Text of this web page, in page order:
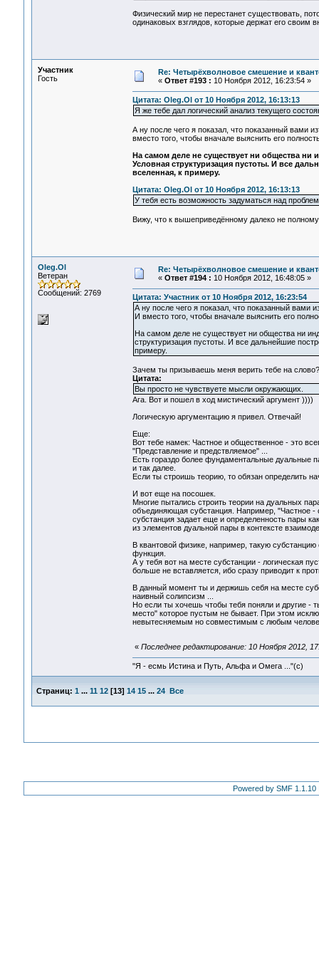
Физический мир не перестанет существовать,
одинаковых взглядов, которые держат его своим
Участник
Гость
Re: Четырёхволновое смешение и
« Ответ #193 : 10 Ноября 2012, 16:23:54 »
Цитата: Oleg.Ol от 10 Ноября 2012, 16:13:13
Я же тебе дал логический анализ текущего
А ну после чего я показал, что показанный вами
вместо того, чтобы вначале выяснить его
На самом деле не существует ни общества ни
Условная структуризация пустоты. И все
вселенная, к примеру.
Цитата: Oleg.Ol от 10 Ноября 2012, 16:13:13
У тебя есть возможность задуматься над
Вижу, что к вышеприведённому далеко не
Oleg.Ol
Ветеран
Сообщений: 2769
Re: Четырёхволновое смешение и
« Ответ #194 : 10 Ноября 2012, 16:48:05 »
Цитата: Участник от 10 Ноября 2012, 16:23:54
А ну после чего я показал, что показанный вами
И вместо того, чтобы вначале выяснить его
На самом деле не существует ни общества ни
структуризация пустоты. И все дальнейшие
примеру.
Зачем ты призываешь меня верить тебе на
Цитата:
Вы просто не чувствуете мысли окружающих.
Ага. Вот и пошел в ход мистический аргумент ))))
Логическую аргументацию я привел. Отвечай!
Еще:
Вот тебе намек: Частное и общественное - это
"Представление и предствляемое" ...
Есть гораздо более фундаментальные
и так далее.
Если ты строишь теорию, то обязан определить
И вот еще на посошек.
Многие пытались строить теории на дуальных
объединяющая субстанция. Например, "Частное -
субстанция задает еще и определенность пары
из элементов дуальной пары в контексте
В квантовой физике, например, такую
функция.
А у тебя вот на месте субстанции - логическая
больше не вставляется, ибо сразу приводит к
В данный момент ты и держишь себя на месте
наивный солипсизм ...
Но если ты хочешь чтобы тебя поняли и другие -
место" которое пустым не бывает. При этом
невытесняемым но совместимым с любым
« Последнее редактирование: 10 Ноября 2012,
"Я - есмь Истина и Путь, Альфа и Омега ..."(с)
Страниц: 1 ... 11 12[13] 14 15 ... 24 Все
Powered by SMF 1.1.10